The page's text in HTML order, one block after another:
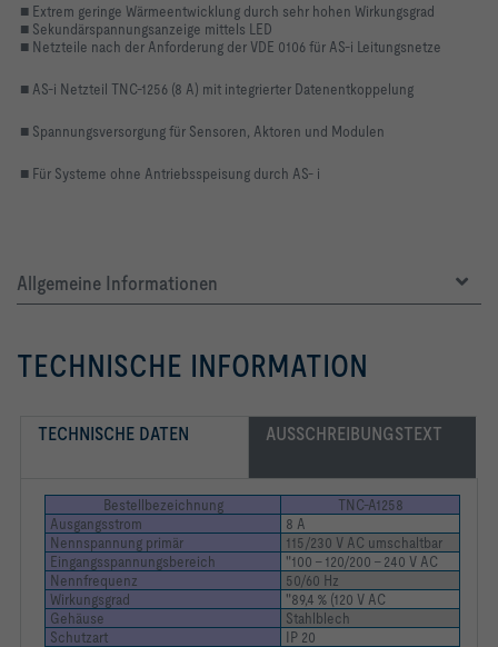
■ Extrem geringe Wärmeentwicklung durch sehr hohen Wirkungsgrad
■ Sekundärspannungsanzeige mittels LED
■ Netzteile nach der Anforderung der VDE 0106 für AS-i Leitungsnetze
■ AS-i Netzteil TNC-1256 (8 A) mit integrierter Datenentkoppelung
■ Spannungsversorgung für Sensoren, Aktoren und Modulen
■ Für Systeme ohne Antriebsspeisung durch AS- i
Allgemeine Informationen
TECHNISCHE INFORMATION
TECHNISCHE DATEN AUSSCHREIBUNGSTEXT
Bestellbezeichnung
TNC-A1258
Ausgangsstrom
8 A
Nennspannung primär
115/230 V AC umschaltbar
Eingangsspannungsbereich
"100 – 120/200 – 240 V AC
Nennfrequenz
50/60 Hz
Wirkungsgrad
"89,4 % (120 V AC
Gehäuse
Stahlblech
Schutzart
IP 20